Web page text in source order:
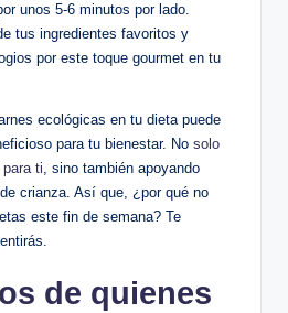
unos 5-6 minutos por lado.
tus ingredientes favoritos y
por este toque gourmet en tu
ecológicas en tu dieta puede
para tu bienestar. No solo
ti, sino también apoyando
crianza. Así que, ¿por qué no
este fin de semana? Te
de quienes